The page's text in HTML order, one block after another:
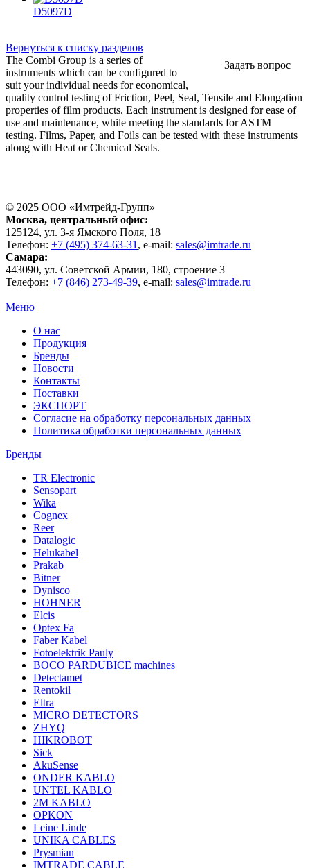
D5097D
Вернуться к списку разделов
Задать вопрос
The Combi Group is a series of
instruments which can be configured to
suit your individual needs for economical,
quality control testing of Friction, Peel, Seal, Tensile and Elongation
properties of film products. Each instrument is designed for ease of
use and maintenance, while meeting the standards for ASTM
testing. Films, Paper, and Foils can be tested with these instruments
along with Heat or Chemical Seals.
© 2025 ООО «Имтрейд-Групп»
Москва, центральный офис:
125124, ул. 3-я Ямского Поля, 18
Телефон: +7 (495) 374-63-31 , e-mail: sales@imtrade.ru
Самара:
443090, ул. Советской Армии, 180, строение 3
Телефон: +7 (846) 273-49-39, e-mail: sales@imtrade.ru
Меню
О нас
Продукция
Бренды
Новости
Контакты
Поставки
ЭКСПОРТ
Согласие на обработку персональных данных
Политика обработки персональных данных
Бренды
TR Electronic
Sensopart
Wika
Cognex
Reer
Datalogic
Helukabel
Prakab
Bitner
Dynisco
HOHNER
Elcis
Optex Fa
Faber Kabel
Fotoelektrik Pauly
BOCO PARDUBICE machines
Detectamet
Rentokil
Eltra
MICRO DETECTORS
ZHYQ
HIKROBOT
Sick
AkuSense
ONDER KABLO
UNTEL KABLO
2M KABLO
OPKON
Leine Linde
UNIKA CABLES
Prysmian
IMTRADE CABLE